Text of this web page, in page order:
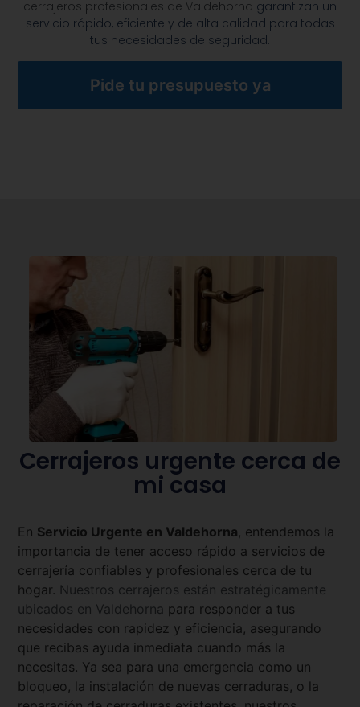
cerrajeros profesionales de Valdehorna garantizan un
servicio rápido, eficiente y de alta calidad para todas
tus necesidades de seguridad.
Pide tu presupuesto ya
Cerrajeros urgente cerca de
mi casa
En Servicio Urgente en Valdehorna , entendemos la
importancia de tener acceso rápido a servicios de
cerrajería confiables y profesionales cerca de tu
hogar. Nuestros cerrajeros están estratégicamente
ubicados en Valdehorna para responder a tus
necesidades con rapidez y eficiencia, asegurando
que recibas ayuda inmediata cuando más la
necesitas. Ya sea para una emergencia como un
bloqueo, la instalación de nuevas cerraduras, o la